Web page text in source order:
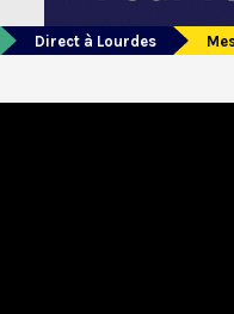
Direct à Lourdes